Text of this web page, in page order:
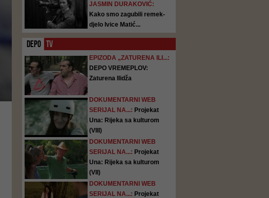
JASMIN DURAKOVIĆ:
Kako smo zagubili remek-
djelo Ivice Matić...
DEPO TV
EPIZODA „ZATURENA ILI...:
DEPO VREMEPLOV:
Zaturena Ilidža
DOKUMENTARNI WEB
SERIJAL NA...: Projekat
Una: Rijeka sa kulturom
(VIII)
DOKUMENTARNI WEB
SERIJAL NA...: Projekat
Una: Rijeka sa kulturom
(VII)
DOKUMENTARNI WEB
SERIJAL NA...: Projekat